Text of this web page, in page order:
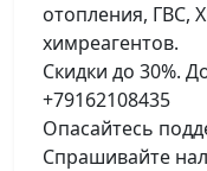
отопления, ГВС,
химреагентов.
Скидки до 30%.
+79162108435
Опасайтесь
Спрашивайте